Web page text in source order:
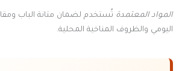
المواد المعتمدة تُستخدم لضمان متانة الباب
اليومي والظروف المناخية المحلية.